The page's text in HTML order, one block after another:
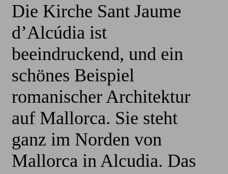
Die Kirche Sant Jaume
d’Alcúdia ist
beeindruckend, und ein
schönes Beispiel
romanischer Architektur
auf Mallorca. Sie steht
ganz im Norden von
Mallorca in Alcudia. Das